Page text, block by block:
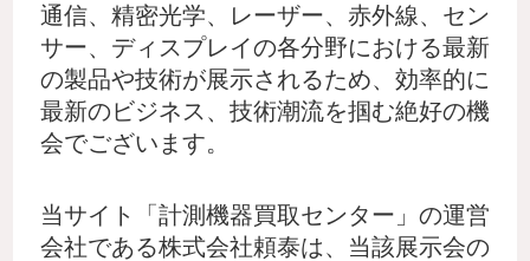
通信、精密光学、レーザー、赤外線、セン
サー、ディスプレイの各分野における最新
の製品や技術が展示されるため、効率的に
最新のビジネス、技術潮流を掴む絶好の機
会でございます。
当サイト「計測機器買取センター」の運営
会社である株式会社頼泰は、当該展示会の